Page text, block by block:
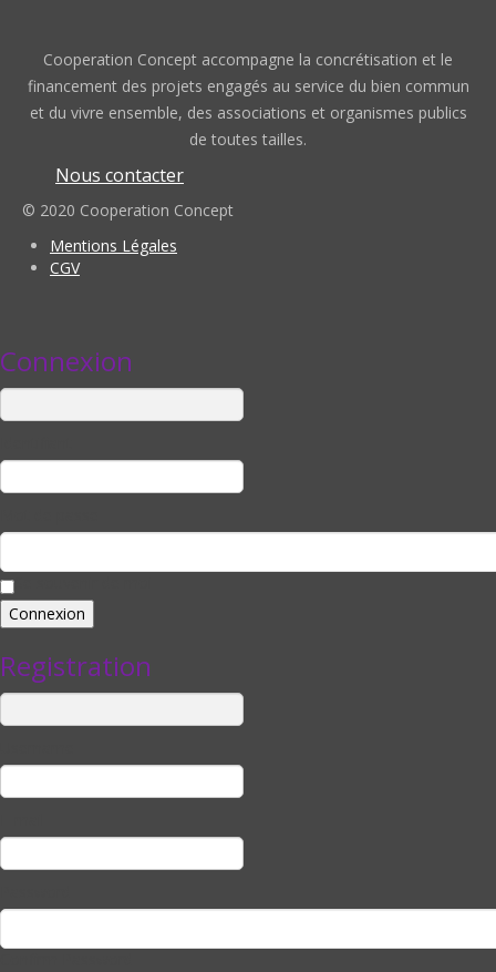
Cooperation Concept accompagne la concrétisation et le
financement des projets engagés au service du bien commun
et du vivre ensemble, des associations et organismes publics
de toutes tailles.
Nous contacter
© 2020 Cooperation Concept
Mentions Légales
CGV
Connexion
Registration